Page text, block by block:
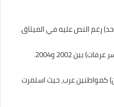
رغم النص عليه في الميثاق.
2002 و2004.
كمواطنين عرب، حيث استمرت